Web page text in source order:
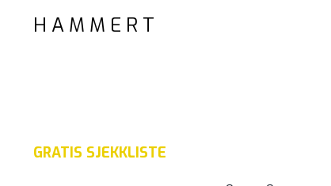
H A M M E R T
GRATIS SJEKKLISTE